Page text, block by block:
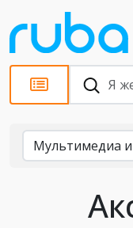
Каталог